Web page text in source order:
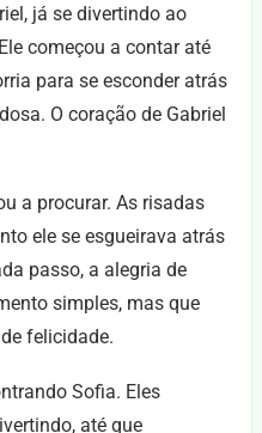
já se divertindo ao
começou a contar até
para se esconder atrás
O coração de Gabriel
a procurar. As risadas
ele se esgueirava atrás
passo, a alegria de
simples, mas que
felicidade.
Sofia. Eles
até que